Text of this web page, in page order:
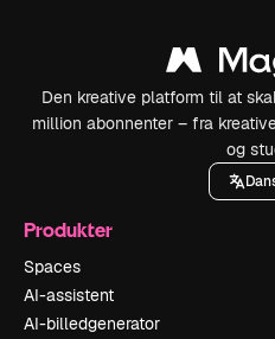
Den kreative platform til at
million abonnenter – fra
og
Produkter
Spaces
AI-assistent
AI-billedgenerator